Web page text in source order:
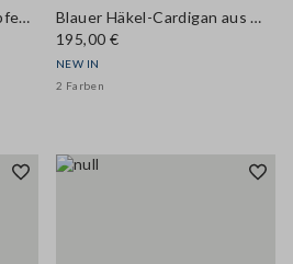
Blauer Cardigan mit Knöpfen aus Viskosemix, Regular Fit
Blauer Häkel-Cardigan aus Wollmischung im Oversize-Fit
195,00 €
NEW IN
2 Farben